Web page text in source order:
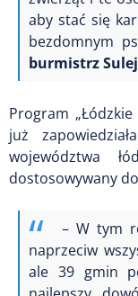
aby stać się
bezdomnym
burmistrz
Program
już
województwa
dostosowywany
– W tym
naprzeciw
ale 39 gmin